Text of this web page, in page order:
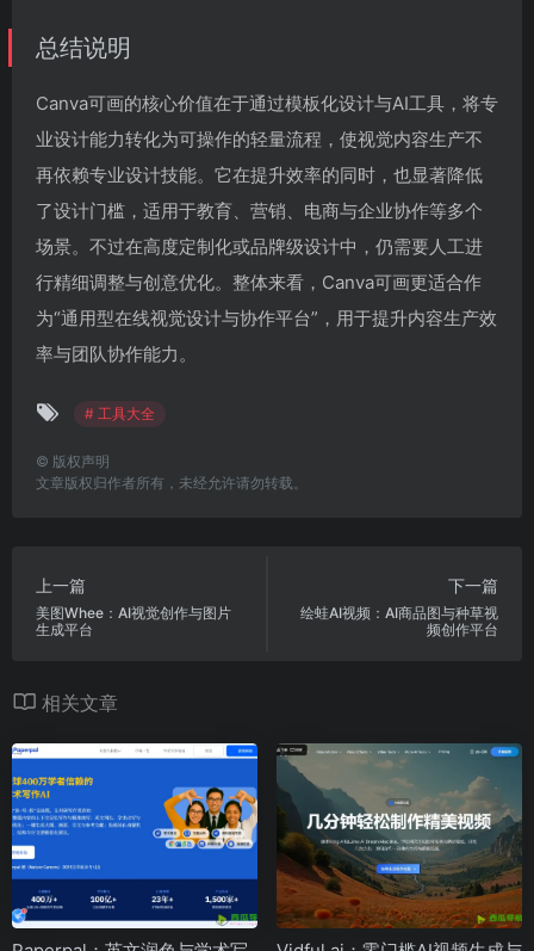
总结说明
Canva可画的核心价值在于通过模板化设计与AI工具，将专
业设计能力转化为可操作的轻量流程，使视觉内容生产不
再依赖专业设计技能。它在提升效率的同时，也显著降低
了设计门槛，适用于教育、营销、电商与企业协作等多个
场景。不过在高度定制化或品牌级设计中，仍需要人工进
行精细调整与创意优化。整体来看，Canva可画更适合作
为“通用型在线视觉设计与协作平台”，用于提升内容生产效
率与团队协作能力。
# 工具大全
© 版权声明
文章版权归作者所有，未经允许请勿转载。
上一篇
美图Whee：AI视觉创作与图片
生成平台
下一篇
绘蛙AI视频：AI商品图与种草视
频创作平台
相关文章